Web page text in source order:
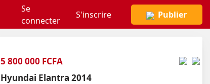
Se
connecter
S'inscrire Publier
5 800 000 FCFA
Hyundai Elantra 2014